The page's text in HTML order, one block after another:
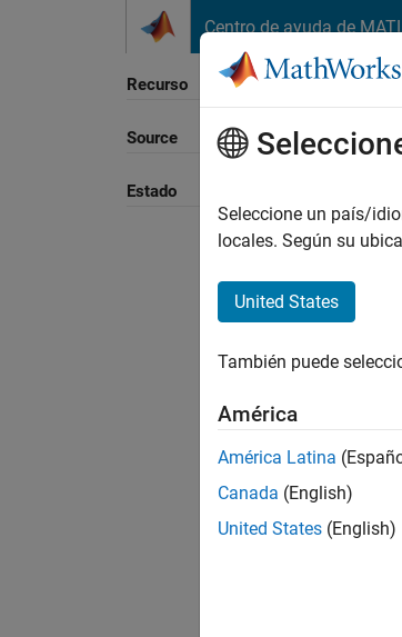
Centro de ayuda de
Recurso
Source
Estado
Seleccione un país/
locales. Según su
United States
También puede
América
América Latina
Canada (English)
United States (English)